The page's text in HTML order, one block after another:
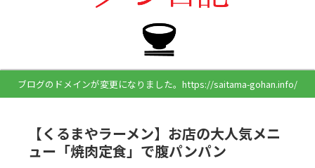
ブログのドメインが変更になりました。https://saitama-gohan.info/
【くるまやラーメン】お店の大人気メニ
ュー「焼肉定食」で腹パンパン